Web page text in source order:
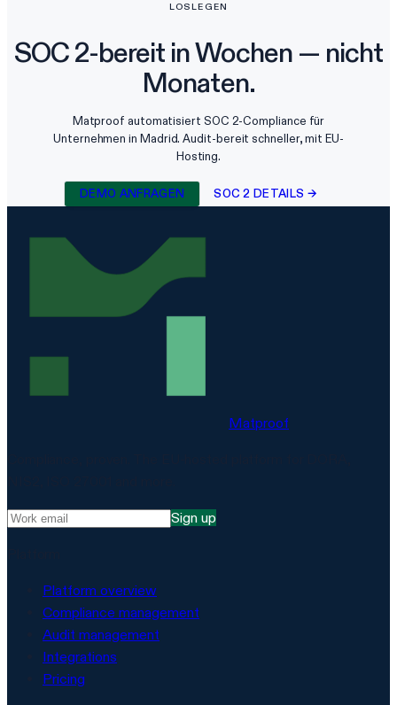
LOSLEGEN
SOC 2-bereit in Wochen — nicht
Monaten.
Matproof automatisiert SOC 2-Compliance für
Unternehmen in Madrid. Audit-bereit schneller, mit EU-
Hosting.
DEMO ANFRAGEN SOC 2 DETAILS →
Matproof
Sign up
Platform overview
Compliance management
Audit management
Integrations
Pricing